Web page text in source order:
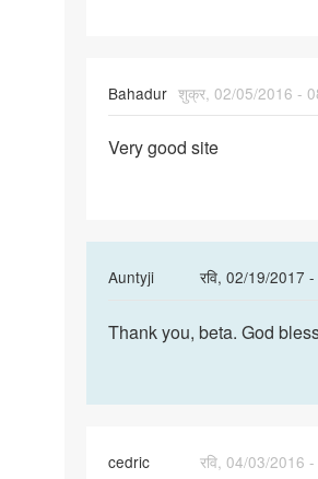
Bahadur शुक्र, 02/05/2016 -
Very
Very good site
Auntyji
रवि, 02/19/2017
In
to
site
Bahadur
Thank
Thank you, beta. God
cedric
रवि, 04/03/2016